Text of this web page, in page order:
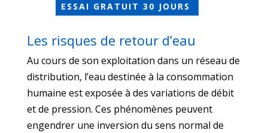
ESSAI GRATUIT 30 JOURS
Les risques de retour d’eau
Au cours de son exploitation dans un réseau de
distribution, l’eau destinée à la consommation
humaine est exposée à des variations de débit
et de pression. Ces phénomènes peuvent
engendrer une inversion du sens normal de